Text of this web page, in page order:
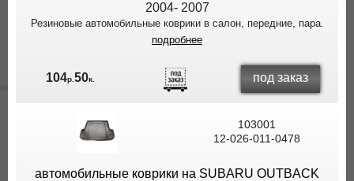
2004- 2007
Резиновые автомобильные коврики в салон, передние, пара.
подробнее
104р. 50к. под заказ
103001
12-026-011-0478
автомобильные коврики на SUBARU OUTBACK